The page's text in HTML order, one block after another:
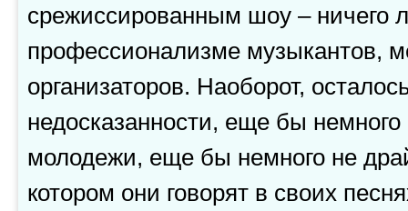
срежиссированным шоу – ничего
профессионализме музыкантов,
организаторов. Наоборот,
недосказанности, еще бы
молодежи, еще бы немного не
котором они говорят в своих